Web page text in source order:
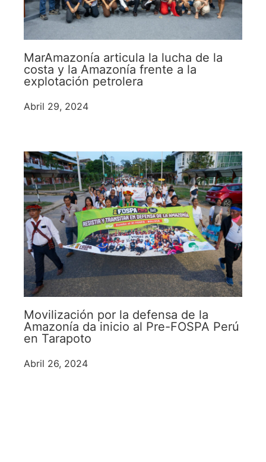
MarAmazonía articula la lucha de la
costa y la Amazonía frente a la
explotación petrolera
Abril 29, 2024
Movilización por la defensa de la
Amazonía da inicio al Pre-FOSPA Perú
en Tarapoto
Abril 26, 2024